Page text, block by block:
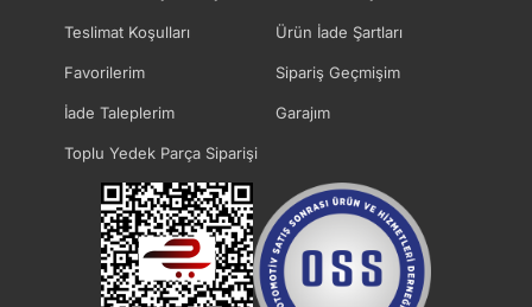
Teslimat Koşulları Ürün İade Şartları
Favorilerim Sipariş Geçmişim
İade Taleplerim Garajım
Toplu Yedek Parça Siparişi